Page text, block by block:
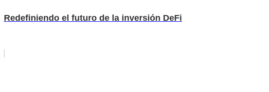
Redefiniendo el futuro de la inversión DeFi